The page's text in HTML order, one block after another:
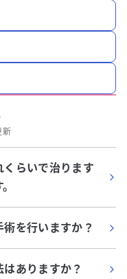
新
らいで治ります
を行いますか？
ありますか？